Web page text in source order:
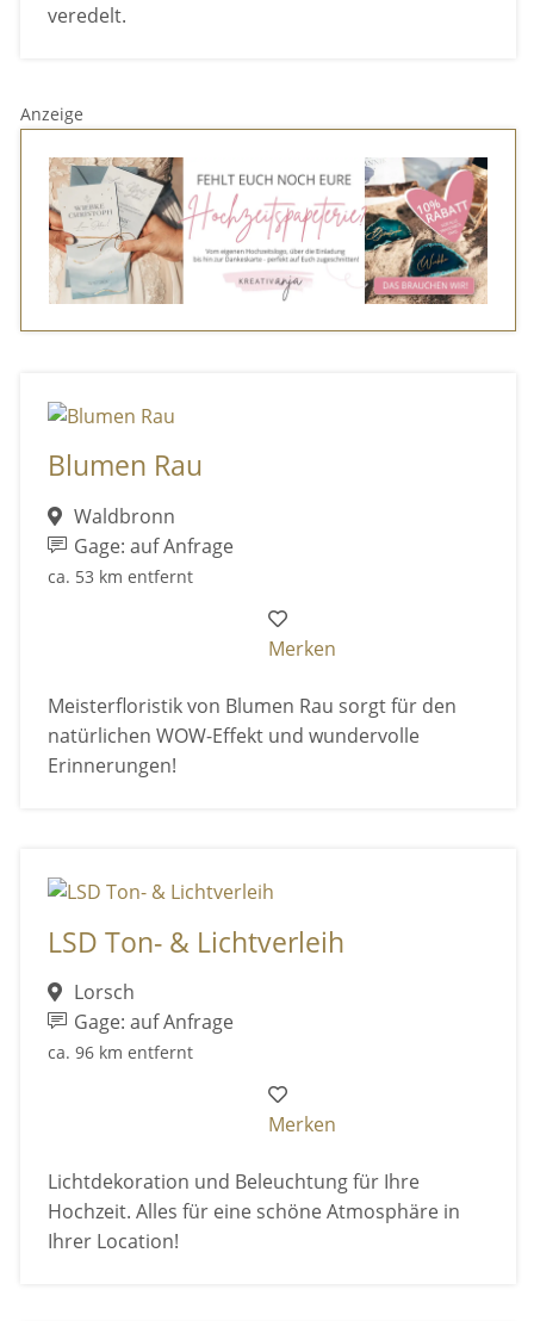
veredelt.
Anzeige
Blumen Rau
Waldbronn
Gage: auf Anfrage
ca. 53 km entfernt
Merken
Meisterfloristik von Blumen Rau sorgt für den
natürlichen WOW-Effekt und wundervolle
Erinnerungen!
LSD Ton- & Lichtverleih
Lorsch
Gage: auf Anfrage
ca. 96 km entfernt
Merken
Lichtdekoration und Beleuchtung für Ihre
Hochzeit. Alles für eine schöne Atmosphäre in
Ihrer Location!